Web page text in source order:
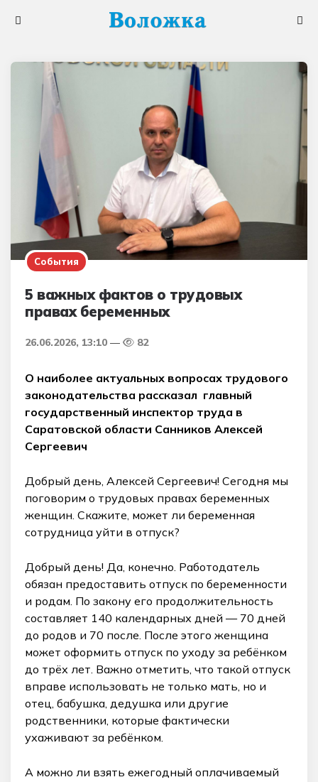
События
5 важных фактов о трудовых
правах беременных
26.06.2026, 13:10 82
О наиболее актуальных вопросах трудового
законодательства рассказал главный
государственный инспектор труда в
Саратовской области Санников Алексей
Сергеевич
Добрый день, Алексей Сергеевич! Сегодня мы
поговорим о трудовых правах беременных
женщин. Скажите, может ли беременная
сотрудница уйти в отпуск?
Добрый день! Да, конечно. Работодатель
обязан предоставить отпуск по беременности
и родам. По закону его продолжительность
составляет 140 календарных дней — 70 дней
до родов и 70 после. После этого женщина
может оформить отпуск по уходу за ребёнком
до трёх лет. Важно отметить, что такой отпуск
вправе использовать не только мать, но и
отец, бабушка, дедушка или другие
родственники, которые фактически
ухаживают за ребёнком.
А можно ли взять ежегодный оплачиваемый